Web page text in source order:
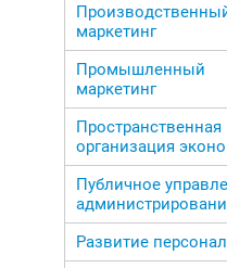
маркетинг
Промышленный
маркетинг
Пространственная
организация
Публичное
Развитие